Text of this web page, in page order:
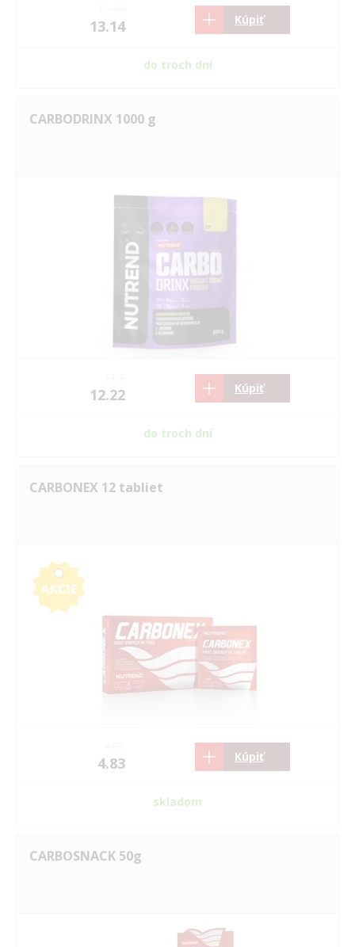
13.14 Kúpiť
do troch dní
CARBODRINX 1000 g
12.22 Kúpiť
do troch dní
CARBONEX 12 tabliet
4.83 Kúpiť
skladom
CARBOSNACK 50g